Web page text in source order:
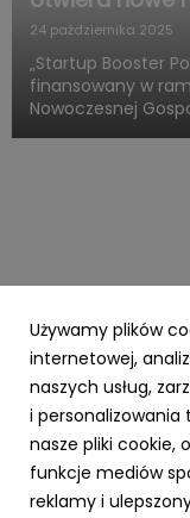
24 października 2025
„Startup Booster
finansowany w
Nowoczesnej
PARP
Zielone
mln zł na
Funduszy
Używamy plików
internetowej,
naszych usług,
i
nasze pliki cookie,
funkcje mediów
reklamy i